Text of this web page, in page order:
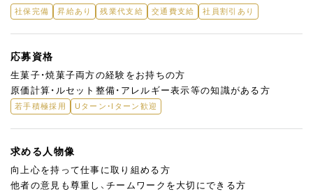
社保完備 昇給あり 残業代支給 交通費支給 社員割引あり
応募資格
生菓子・焼菓子両方の経験をお持ちの方
原価計算・ルセット整備・アレルギー表示等の知識がある方
若手積極採用 Uターン・Iターン歓迎
求める人物像
向上心を持って仕事に取り組める方
他者の意見も尊重し、チームワークを大切にできる方